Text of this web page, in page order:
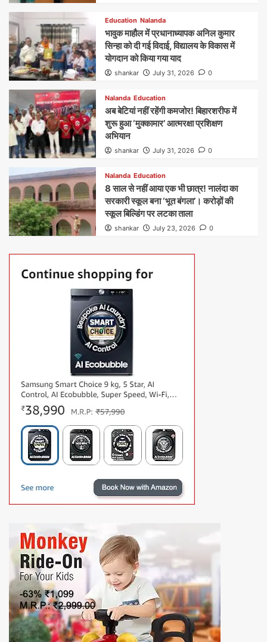
Education Nalanda
भावुक माहौल में प्रधानाध्यापक अनिल कुमार
सिन्हा को दी गई विदाई, विद्यालय के विकास में
योगदान को किया गया याद
shankar July 31, 2026 0
Nalanda Education
अब बेटियां नहीं रहेंगी कमजोर! बिहारशरीफ में
शुरू हुआ ‘मुक्कामार’ आत्मरक्षा प्रशिक्षण
अभियान
shankar July 31, 2026 0
Nalanda Education
8 साल से नहीं आया एक भी छात्र! नालंदा का
सरकारी स्कूल बना ‘भूत बंगला’। करोड़ों की
स्कूल बिल्डिंग पर लटका ताला
shankar July 23, 2026 0